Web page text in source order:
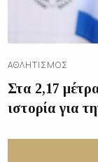
ΑΘΛΗΤΙΣΜΌΣ
Στα 2,17
ιστορία για